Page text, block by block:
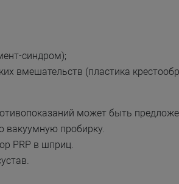
синдром);
вмешательств (пластика
может быть
вакуумную пробирку.
PRP в шприц.